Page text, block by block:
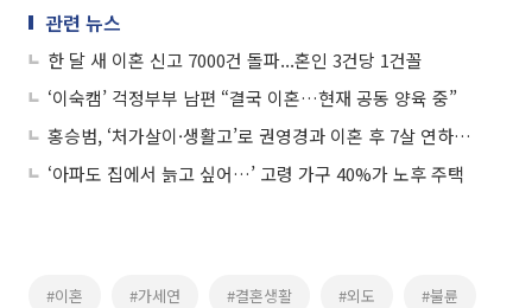
관련 뉴스
한 달 새 이혼 신고 7000건 돌파...혼인 3건당 1건꼴
‘이숙캠’ 걱정부부 남편 “결국 이혼…현재 공동 양육 중”
홍승범, ‘처가살이·생활고’로 권영경과 이혼 후 7살 연하와 재혼 준비
‘아파도 집에서 늙고 싶어…’ 고령 가구 40%가 노후 주택
#이혼 #가세연 #결혼생활 #외도 #불륜